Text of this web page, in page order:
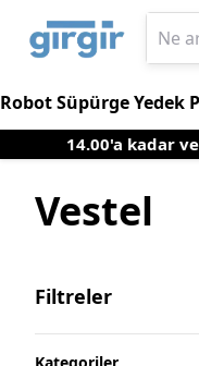
Robot Süpürge Yedek
14.00'a kadar
Vestel
Filtreler
Kategoriler